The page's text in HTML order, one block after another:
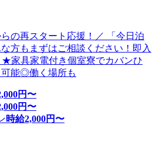
の再スタート応援！／ 「今日泊
方もまずはご相談ください！即入
家具家電付き個室寮でカバンひ
可能◎働く場所も
円〜
円〜
時給2,000円〜